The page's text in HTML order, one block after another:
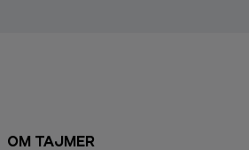
OM TAJMER